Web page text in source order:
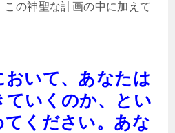
の神聖な計画の中に加えて
おいて、あなたは
ていくのか、とい
てください。あな